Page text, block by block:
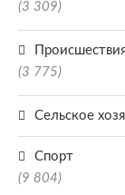
(3 309)
(3 775)
Сельское
Спорт
(9 804)